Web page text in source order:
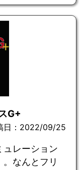
G+
日：2022/09/25
ュレーション
なんとフリ